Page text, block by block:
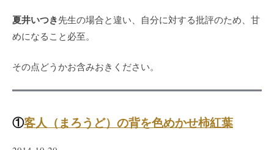
夏井いつき先生の場合と違い、自分に対する批評のため、甘
めになること必至。
その点どうかお含みおきください。
①客人（まろうど）の背を色めかせ柿紅葉